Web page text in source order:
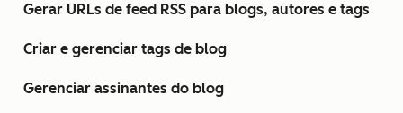
Gerar URLs de feed RSS para blogs, autores e tags
Criar e gerenciar tags de blog
Gerenciar assinantes do blog